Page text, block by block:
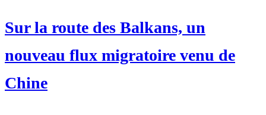
Sur la route des Balkans, un
nouveau flux migratoire venu de
Chine